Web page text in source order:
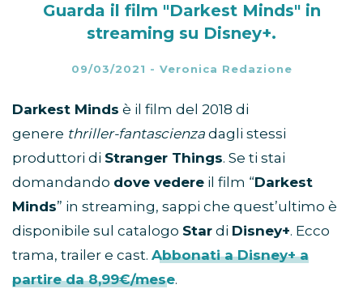
Guarda il film "Darkest Minds" in
streaming su Disney+.
09/03/2021 - Veronica Redazione
Darkest Minds è il film del 2018 di
genere thriller-fantascienza dagli stessi
produttori di Stranger Things. Se ti stai
domandando dove vedere il film “Darkest
Minds” in streaming, sappi che quest’ultimo è
disponibile sul catalogo Star di Disney+. Ecco
trama, trailer e cast. Abbonati a Disney+ a
partire da 8,99€/mese.